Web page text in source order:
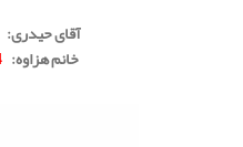
آقای حیدری:
خانم هزاوه: